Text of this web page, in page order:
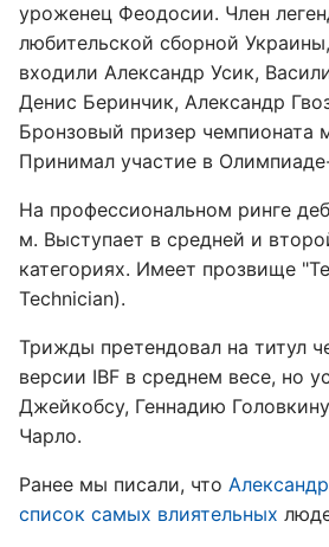
уроженец Феодосии. Член
любительской сборной
входили Александр Усик,
Денис Беринчик, Александр
Бронзовый призер чемпионата
Принимал участие в
На профессиональном ринге
м. Выступает в средней и
категориях. Имеет прозвище
Technician).
Трижды претендовал на титул
версии IBF в среднем весе, но
Джейкобсу, Геннадию
Чарло.
Ранее мы писали, что
список самых влиятельных